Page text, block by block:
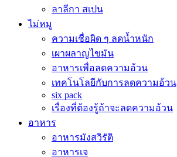
ลาลีกา สเปน
ไม่หมู
ความเชื่อผิด ๆ ลดน้ำหนัก
เผาผลาญไขมัน
อาหารเพื่อลดความอ้วน
เทคโนโลยีกับการลดความอ้วน
six pack
เรื่องที่ต้องรู้ถ้าจะลดความอ้วน
อาหาร
อาหารมังสวิรัติ
อาหารเจ